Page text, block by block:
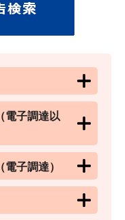
電子調達以
子調達）